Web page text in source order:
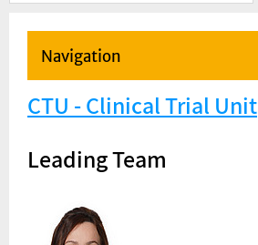
Navigation
CTU - Clinical Trial Unit
Leading Team